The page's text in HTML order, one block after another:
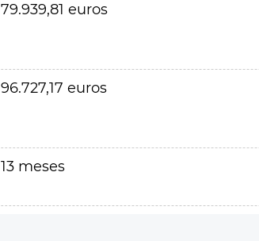
79.939,81 euros
96.727,17 euros
13 meses